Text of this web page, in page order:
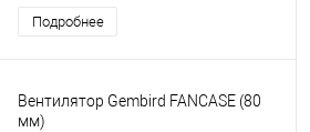
Подробнее
Вентилятор Gembird FANCASE (80
мм)